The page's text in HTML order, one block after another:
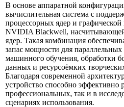
В основе аппаратной
вычислительная система с
процессорных ядер и графической
NVIDIA Blackwell,
ядер. Такая комбинация
запас мощности для
машинного обучения, обработки
данных и ресурсоёмких
Благодаря современной
устройство способно эффективно
профессиональных, так и в
сценариях использования.